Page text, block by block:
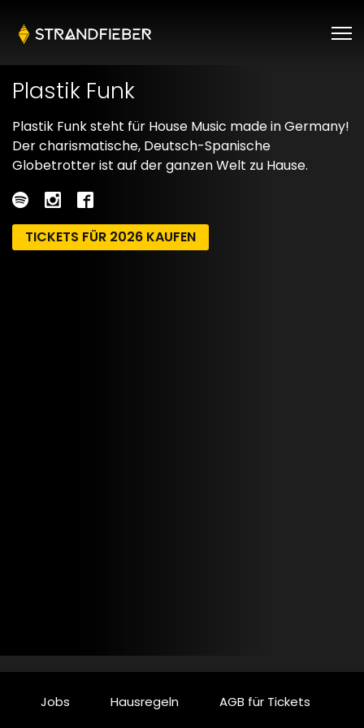
Plastik Funk
Plastik Funk steht für House Music made in Germany!
Der charismatische, Deutsch-Spanische
Globetrotter ist auf der ganzen Welt zu Hause.
TICKETS FÜR 2026 KAUFEN
Jobs Hausregeln AGB für Tickets